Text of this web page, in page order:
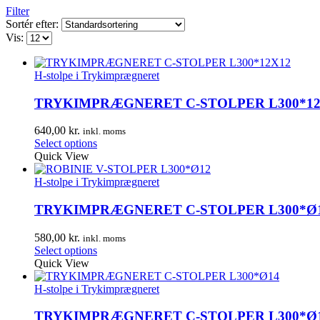
Filter
Sortér efter:
Vis:
H-stolpe i Trykimprægneret
TRYKIMPRÆGNERET C-STOLPER
640,00 kr. inkl. moms
Select options
Quick View
H-stolpe i Trykimprægneret
TRYKIMPRÆGNERET C-STOLPER
580,00 kr. inkl. moms
Select options
Quick View
H-stolpe i Trykimprægneret
TRYKIMPRÆGNERET C-STOLPER